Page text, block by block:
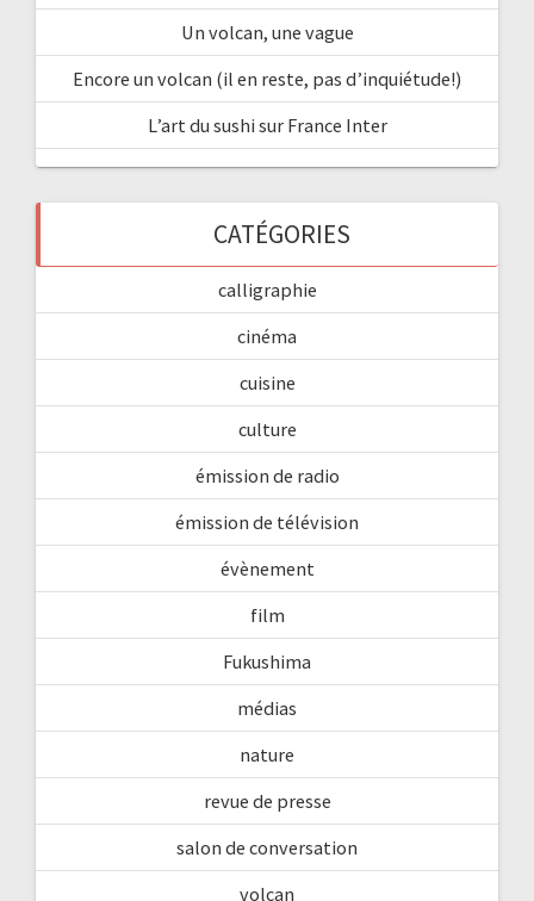
Un volcan, une vague
Encore un volcan (il en reste, pas d’inquiétude!)
L’art du sushi sur France Inter
CATÉGORIES
calligraphie
cinéma
cuisine
culture
émission de radio
émission de télévision
évènement
film
Fukushima
médias
nature
revue de presse
salon de conversation
volcan